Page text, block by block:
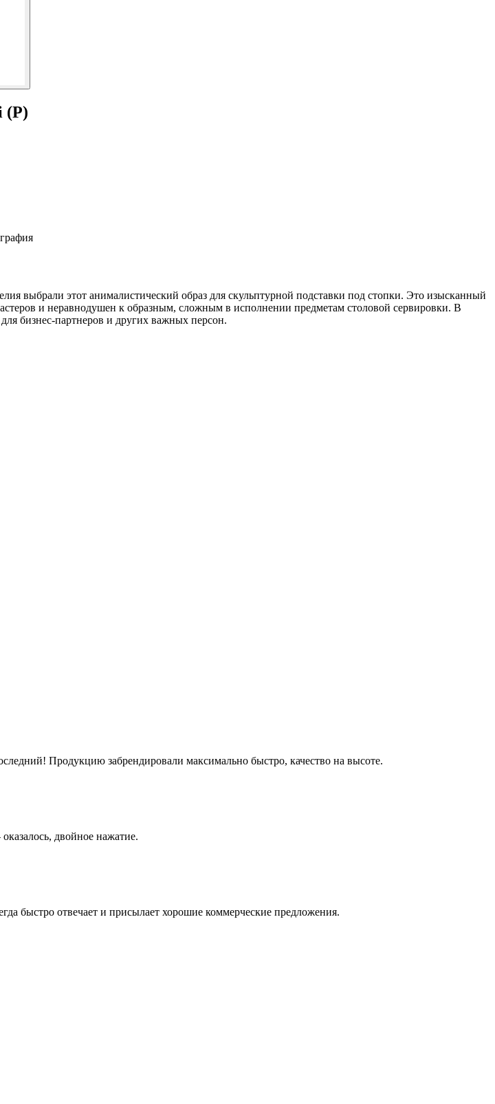
(Р)
выбрали этот анималистический образ для скульптурной подставки под стопки. Это изысканный
и неравнодушен к образным, сложным в исполнении предметам столовой сервировки. В
бизнес-партнеров и других важных персон.
Продукцию забрендировали максимально быстро, качество на высоте.
двойное нажатие.
быстро отвечает и присылает хорошие коммерческие предложения.